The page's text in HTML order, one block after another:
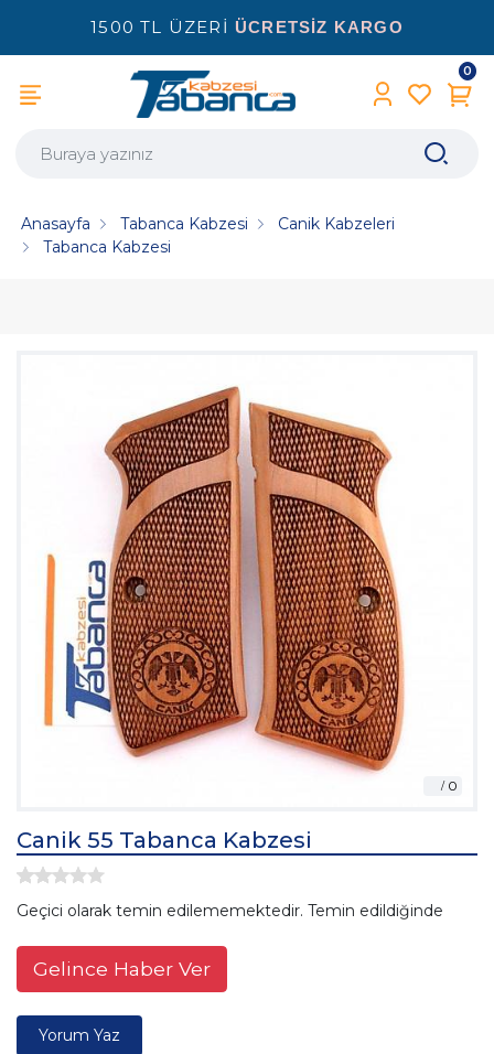
1500 TL ÜZERİ ÜCRETSİZ KARGO
0
Anasayfa Tabanca Kabzesi
Canik Kabzeleri
Tabanca Kabzesi
Canik 55 Tabanca Kabzesi
Geçici olarak temin edilememektedir. Temin edildiğinde
Gelince Haber Ver
Yorum Yaz